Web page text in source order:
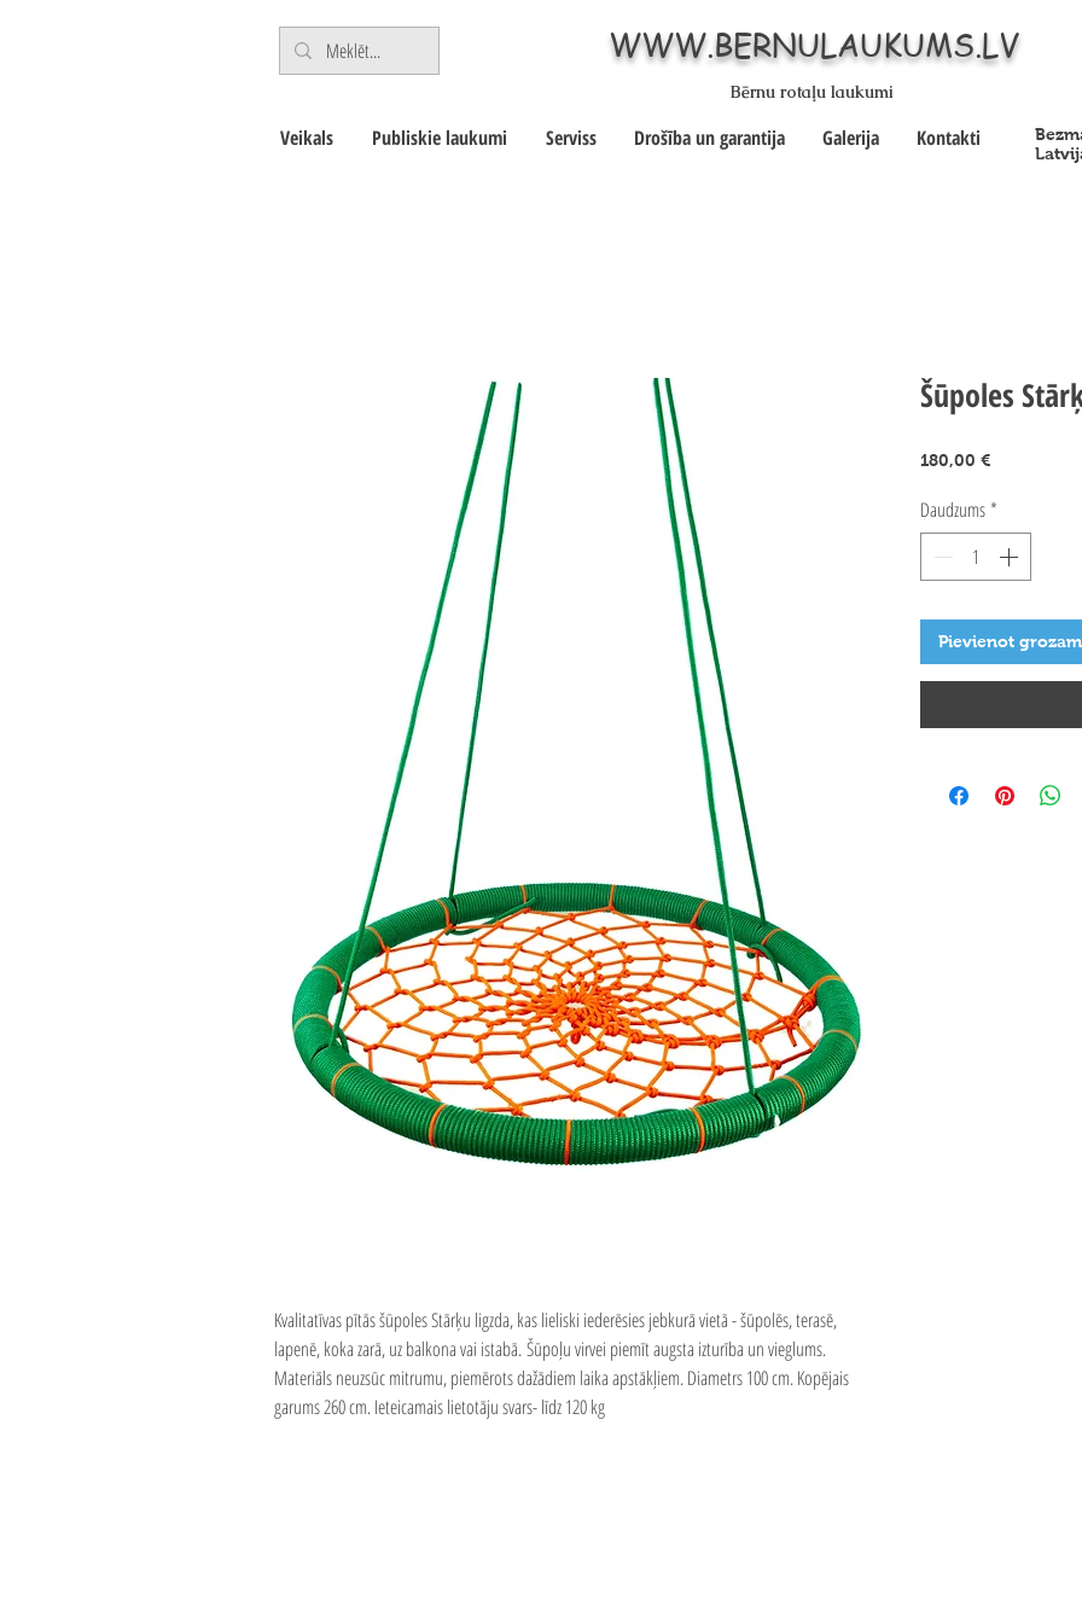
WWW.BERNULAUKUMS.LV
Veikals Publiskie laukumi Serviss Drošība un garantija Galerija Kontakti
Bērnu rotaļu laukumi
Kvalitatīvas pītās šūpoles Stārķu ligzda, kas lieliski iederēsies jebkurā vietā - šūpolēs, terasē,
lapenē, koka zarā, uz balkona vai istabā. Šūpoļu virvei piemīt augsta izturība un vieglums.
Materiāls neuzsūc mitrumu, piemērots dažādiem laika apstākļiem. Diametrs 100 cm. Kopējais
garums 260 cm. Ieteicamais lietotāju svars- līdz 120 kg
Šūpoles
180,00 €
Daudzums *
Pievienot grozam